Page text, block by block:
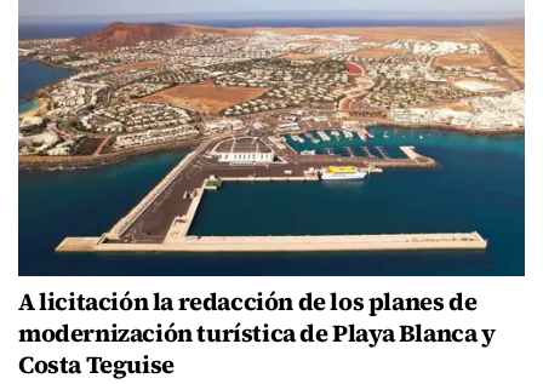
A licitación la redacción de los planes de
modernización turística de Playa Blanca y
Costa Teguise